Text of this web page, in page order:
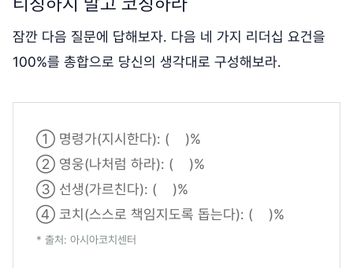
잠깐 다음 질문에 답해보자. 다음 네 가지 리더십 요건을
100%를 총합으로 당신의 생각대로 구성해보라.
① 명령가(지시한다): ( )%
② 영웅(나처럼 하라): ( )%
③ 선생(가르친다): ( )%
④ 코치(스스로 책임지도록 돕는다): ( )%
* 출처: 아시아코치센터